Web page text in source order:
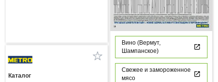
Вино (Вермут,
Шампанское)
Свежее и замороженное
мясо
Каталог